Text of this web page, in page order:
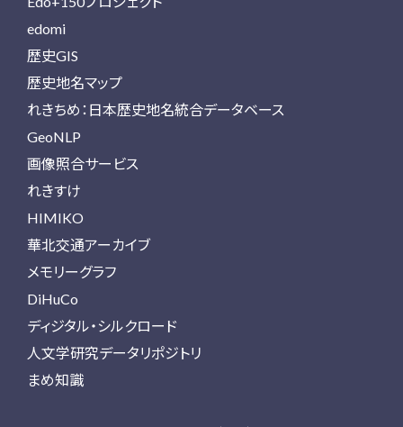
edomi
歴史GIS
歴史地名マップ
れきちめ：日本歴史地名統合データベース
GeoNLP
画像照合サービス
れきすけ
HIMIKO
華北交通アーカイブ
メモリーグラフ
DiHuCo
ディジタル・シルクロード
人文学研究データリポジトリ
まめ知識